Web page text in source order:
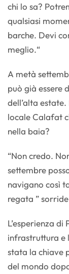
chi lo sa?
qualsiasi
barche. Devi
meglio.“
A metà
può già essere
dell’alta
locale Calafat
nella baia?
“Non credo.
settembre
navigano così
regata ”
L’esperienza
infrastruttura e
stata la chiave
del mondo